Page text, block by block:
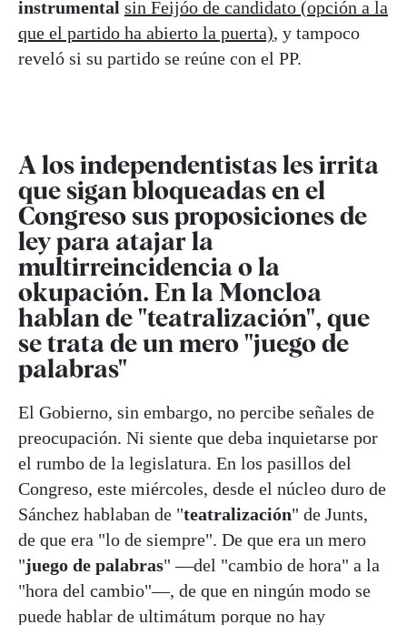
instrumental sin Feijóo de candidato (opción a la
que el partido ha abierto la puerta), y tampoco
reveló si su partido se reúne con el PP.
A los independentistas les irrita
que sigan bloqueadas en el
Congreso sus proposiciones de
ley para atajar la
multirreincidencia o la
okupación. En la Moncloa
hablan de "teatralización", que
se trata de un mero "juego de
palabras"
El Gobierno, sin embargo, no percibe señales de
preocupación. Ni siente que deba inquietarse por
el rumbo de la legislatura. En los pasillos del
Congreso, este miércoles, desde el núcleo duro de
Sánchez hablaban de "teatralización" de Junts,
de que era "lo de siempre". De que era un mero
"juego de palabras" —del "cambio de hora" a la
"hora del cambio"—, de que en ningún modo se
puede hablar de ultimátum porque no hay